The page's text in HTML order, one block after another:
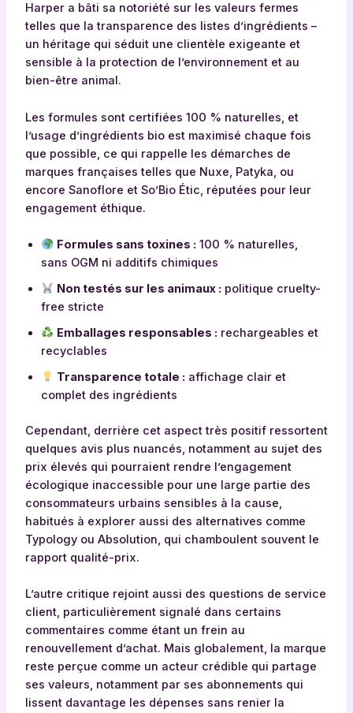
Harper a bâti sa notoriété sur les valeurs fermes
telles que la transparence des listes d’ingrédients –
un héritage qui séduit une clientèle exigeante et
sensible à la protection de l’environnement et au
bien-être animal.
Les formules sont certifiées 100 % naturelles, et
l’usage d’ingrédients bio est maximisé chaque fois
que possible, ce qui rappelle les démarches de
marques françaises telles que Nuxe, Patyka, ou
encore Sanoflore et So’Bio Étic, réputées pour leur
engagement éthique.
Formules sans toxines : 100 % naturelles,
sans OGM ni additifs chimiques
Non testés sur les animaux : politique cruelty-
free stricte
Emballages responsables : rechargeables et
recyclables
Transparence totale : affichage clair et
complet des ingrédients
Cependant, derrière cet aspect très positif ressortent
quelques avis plus nuancés, notamment au sujet des
prix élevés qui pourraient rendre l’engagement
écologique inaccessible pour une large partie des
consommateurs urbains sensibles à la cause,
habitués à explorer aussi des alternatives comme
Typology ou Absolution, qui chamboulent souvent le
rapport qualité-prix.
L’autre critique rejoint aussi des questions de service
client, particulièrement signalé dans certains
commentaires comme étant un frein au
renouvellement d’achat. Mais globalement, la marque
reste perçue comme un acteur crédible qui partage
ses valeurs, notamment par ses abonnements qui
lissent davantage les dépenses sans renier la